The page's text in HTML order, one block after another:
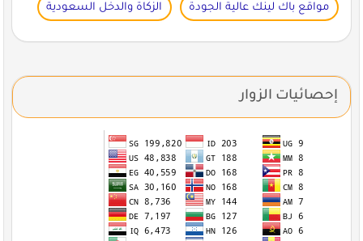
مواقع باك لينك عالية الجودة الزكاة والدخل السعودية
إحصائيات الزوار